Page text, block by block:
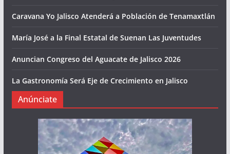
Caravana Yo Jalisco Atenderá a Población de Tenamaxtlán
María José a la Final Estatal de Suenan Las Juventudes
Anuncian Congreso del Aguacate de Jalisco 2026
La Gastronomía Será Eje de Crecimiento en Jalisco
Anúnciate